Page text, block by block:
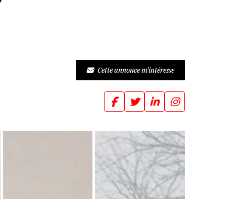
Cette annonce m'intéresse